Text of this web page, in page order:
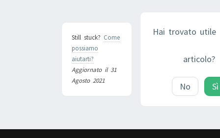
Still stuck? Come
possiamo
aiutarti?
Aggiornato il 31
Agosto 2021
Hai trovato utile
articolo?
No Sì